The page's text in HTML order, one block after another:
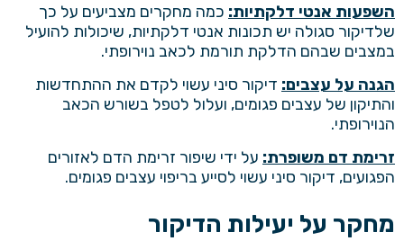
השפעות אנטי דלקתיות: כמה מחקרים מצביעים על כך
שלדיקור סגולה יש תכונות אנטי דלקתיות, שיכולות להועיל
במצבים שבהם הדלקת תורמת לכאב נוירופתי.
הגנה על עצבים: דיקור סיני עשוי לקדם את ההתחדשות
והתיקון של עצבים פגומים, ועלול לטפל בשורש הכאב
הנוירופתי.
זרימת דם משופרת: על ידי שיפור זרימת הדם לאזורים
הפגועים, דיקור סיני עשוי לסייע בריפוי עצבים פגומים.
מחקר על יעילות הדיקור